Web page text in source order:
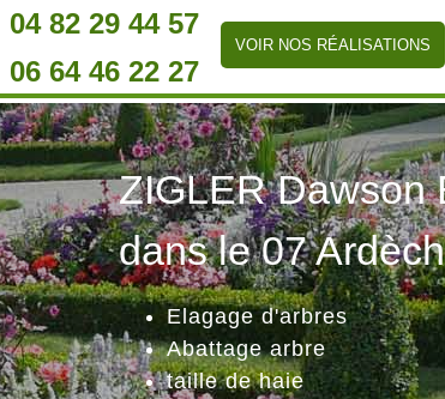
04 82 29 44 57
06 64 46 22 27
VOIR NOS RÉALISATIONS
ZIGLER Dawson
dans le 07
Elagage d'arbres
Abattage arbre
taille de haie